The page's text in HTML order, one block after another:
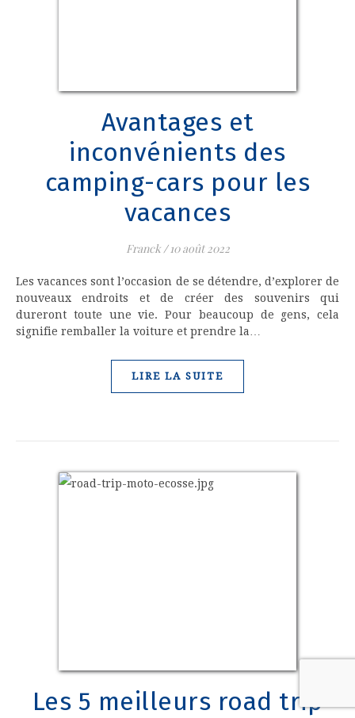
Avantages et
inconvénients des
camping-cars pour les
vacances
Franck/ 10 août 2022
Les vacances sont l’occasion de se détendre, d’explorer de
nouveaux endroits et de créer des souvenirs qui
dureront toute une vie. Pour beaucoup de gens, cela
signifie remballer la voiture et prendre la…
LIRE LA SUITE
Les 5 meilleurs road trip